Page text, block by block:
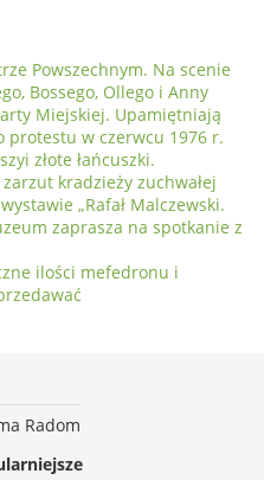
Powszechnym. Na scenie
Bossego, Ollego i Anny
Miejskiej. Upamiętniają
protestu w czerwcu 1976 r.
złote łańcuszki.
kradzieży zuchwałej
„Rafał Malczewski.
zaprasza na spotkanie z
ilości mefedronu i
Radom